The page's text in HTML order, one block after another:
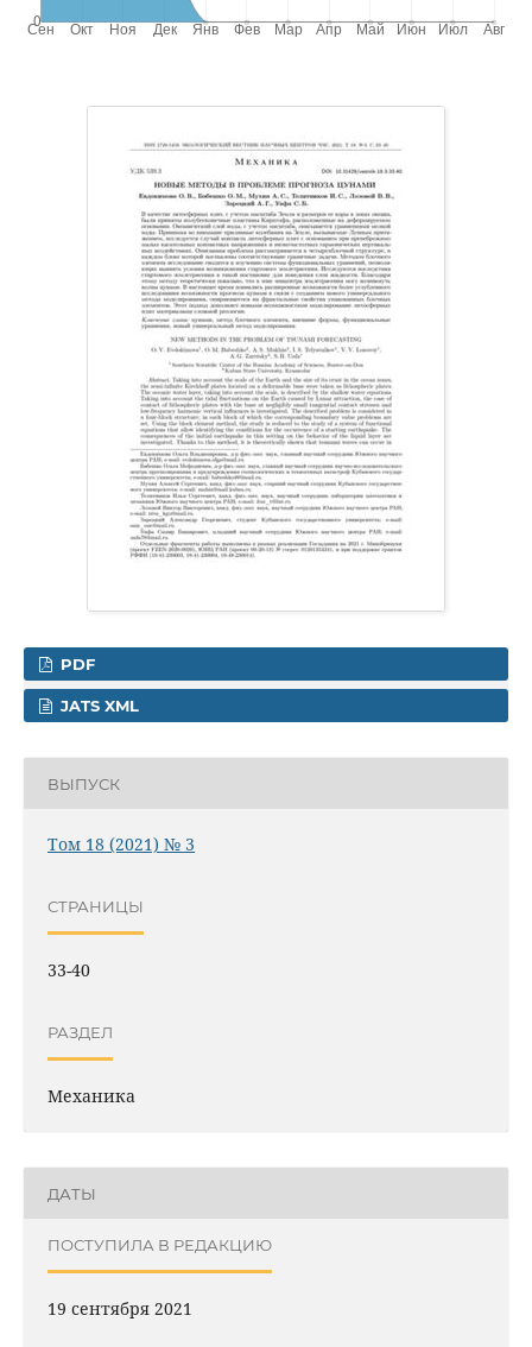
PDF
JATS XML
ВЫПУСК
Том 18 (2021) № 3
СТРАНИЦЫ
33-40
РАЗДЕЛ
Механика
ДАТЫ
ПОСТУПИЛА В РЕДАКЦИЮ
19 сентября 2021